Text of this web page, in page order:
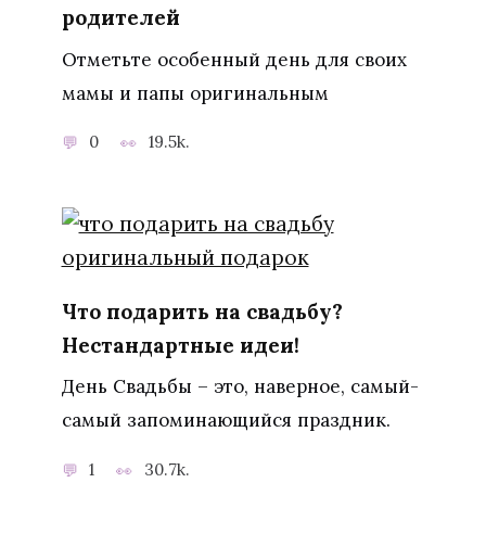
родителей
Отметьте особенный день для своих
мамы и папы оригинальным
0 19.5k.
Что подарить на свадьбу?
Нестандартные идеи!
День Свадьбы – это, наверное, самый-
самый запоминающийся праздник.
1 30.7k.